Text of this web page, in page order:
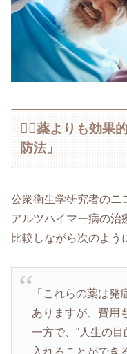
🏃‍♀️薬よりも効果
防法」
公衆衛生学研究者のニ
アルツハイマー病の治
比較しながら次のよう
「これらの薬は
ありますが、費用
一方で、“人生の目
入れることができ